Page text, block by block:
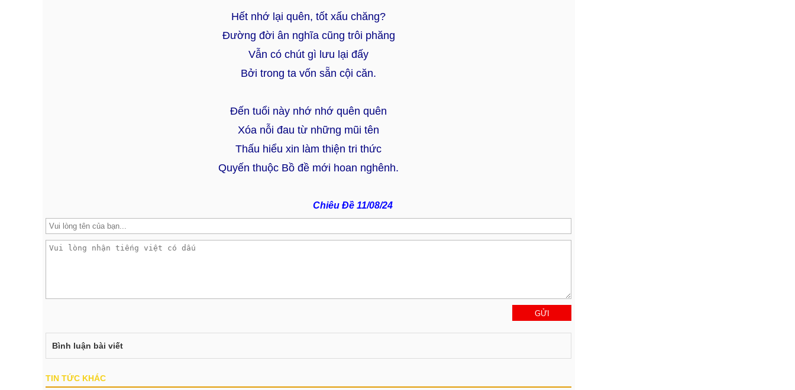
Hết nhớ lại quên, tốt xấu chăng?
Đường đời ân nghĩa cũng trôi phăng
Vẫn có chút gì lưu lại đấy
Bởi trong ta vốn sẵn cội căn.
Đến tuổi này nhớ nhớ quên quên
Xóa nỗi đau từ những mũi tên
Thấu hiểu xin làm thiện tri thức
Quyến thuộc Bồ đề mới hoan nghênh.
Chiêu Đề 11/08/24
Bình luận bài viết
TIN TỨC KHÁC